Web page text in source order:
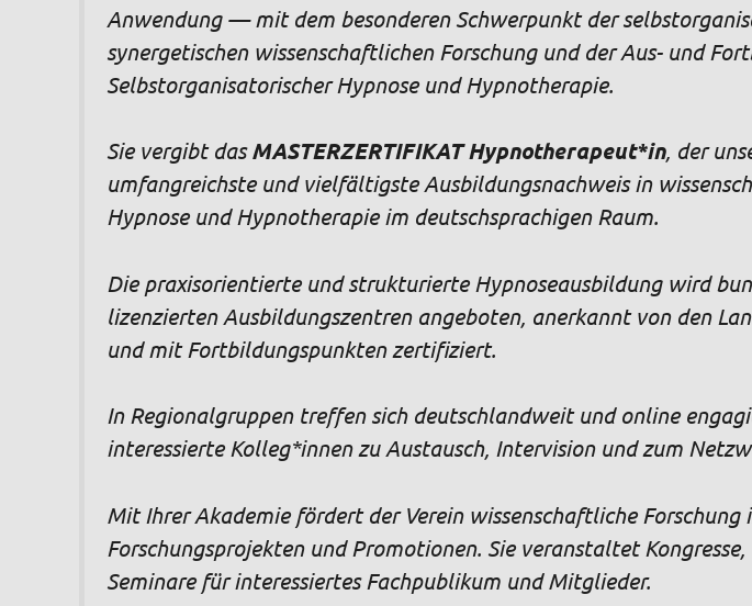
Anwendung — mit dem besonderen Schwerpunkt der
synergetischen wissenschaftlichen Forschung und der Aus- und
Selbstorganisatorischer Hypnose und Hypnotherapie.
Sie vergibt dasMASTERZERTIFIKAT Hypnotherapeut*in, der
umfangreichste und vielfältigste Ausbildungsnachweis in
Hypnose und Hypnotherapie im deutschsprachigen Raum.
Die praxisorientierte und strukturierte Hypnoseausbildung wird
lizenzierten Ausbildungszentren angeboten, anerkannt von den
und mit Fortbildungspunkten zertifiziert.
In Regionalgruppen treffen sich deutschlandweit und online
interessierte Kolleg*innen zu Austausch, Intervision und zum
Mit Ihrer Akademie fördert der Verein wissenschaftliche Forschung
Forschungsprojekten und Promotionen. Sie veranstaltet
Seminare für interessiertes Fachpublikum und Mitglieder.